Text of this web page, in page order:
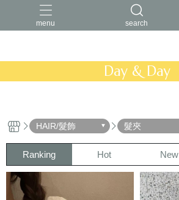
menu search
Day & Day
HAIR/髮飾 髮夾
Ranking Hot New